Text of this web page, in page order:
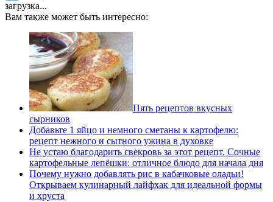
загрузка...
Вам также может быть интересно:
Пять рецептов вкусных
сырников
Добавьте 1 яйцо и немного сметаны к картофелю:
рецепт нежного и сытного ужина в духовке
Не устаю благодарить свекровь за этот рецепт. Сочные
картофельные лепёшки: отличное блюдо для начала дня
Почему нужно добавлять рис в кабачковые оладьи!
Открываем кулинарный лайфхак для идеальной формы
и хруста